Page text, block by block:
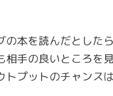
の本を読んだとした
相手の良いところを
トプットのチャンス